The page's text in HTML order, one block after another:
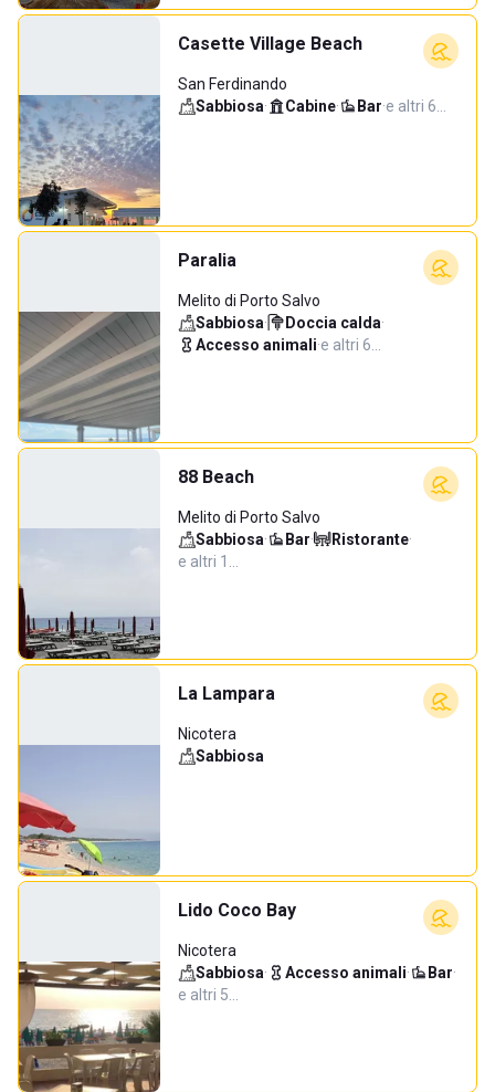
Casette Village Beach
San Ferdinando
Sabbiosa· Cabine· Bar·e altri 6…
Paralia
Melito di Porto Salvo
Sabbiosa· Doccia calda·
Accesso animali·e altri 6…
88 Beach
Melito di Porto Salvo
Sabbiosa· Bar· Ristorante·
e altri 1…
La Lampara
Nicotera
Sabbiosa
Lido Coco Bay
Nicotera
Sabbiosa· Accesso animali· Bar·
e altri 5…